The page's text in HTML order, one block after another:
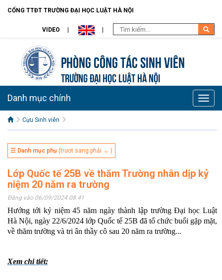
CỔNG TTĐT TRƯỜNG ĐẠI HỌC LUẬT HÀ NỘI
VIDEO
Phòng Công tác sinh viên
TRƯỜNG ĐẠI HỌC LUẬT HÀ NỘI
Toggle
Danh mục chính
Cựu Sinh viên
☰ Danh mục phụ (trượt sang phải → )
Lớp Quốc tế 25B về thăm Trường nhân dịp kỷ
niệm 20 năm ra trường
Đăng vào 06/09/2024 08:41
Hướng tới kỷ niệm 45 năm ngày thành lập trường Đại học Luật
Hà Nội, ngày 22/6/2024 lớp Quốc tế 25B đã tổ chức buổi gặp mặt,
về thăm trường và tri ân thầy cô sau 20 năm ra trường...
Xem chi tiết: